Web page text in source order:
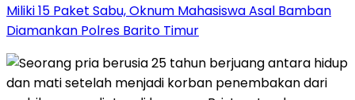
Miliki 15 Paket Sabu, Oknum Mahasiswa Asal Bamban
Diamankan Polres Barito Timur